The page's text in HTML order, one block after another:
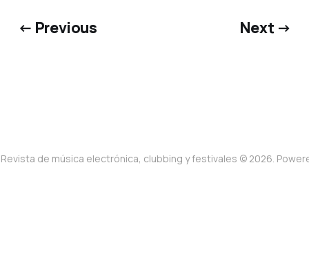
← Previous Next →
de música electrónica, clubbing y festivales © 2026.